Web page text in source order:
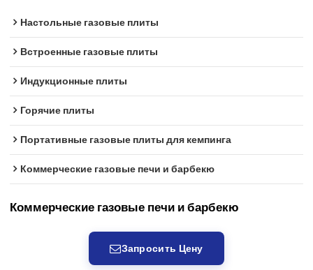
Настольные газовые плиты
Встроенные газовые плиты
Индукционные плиты
Горячие плиты
Портативные газовые плиты для кемпинга
Коммерческие газовые печи и барбекю
Коммерческие газовые печи и барбекю
Запросить Цену